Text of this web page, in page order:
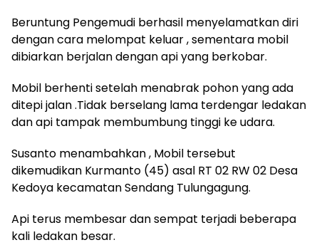
Beruntung Pengemudi berhasil menyelamatkan diri
dengan cara melompat keluar , sementara mobil
dibiarkan berjalan dengan api yang berkobar.
Mobil berhenti setelah menabrak pohon yang ada
ditepi jalan .Tidak berselang lama terdengar ledakan
dan api tampak membumbung tinggi ke udara.
Susanto menambahkan , Mobil tersebut
dikemudikan Kurmanto (45) asal RT 02 RW 02 Desa
Kedoya kecamatan Sendang Tulungagung.
Api terus membesar dan sempat terjadi beberapa
kali ledakan besar.